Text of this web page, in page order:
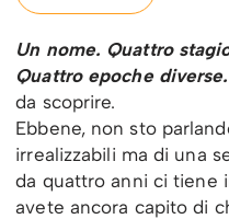
Un nome. Quattro
Quattro epoche diverse.
da scoprire.
Ebbene, non sto
irrealizzabili ma di una
da quattro anni ci tiene
avete ancora capito di